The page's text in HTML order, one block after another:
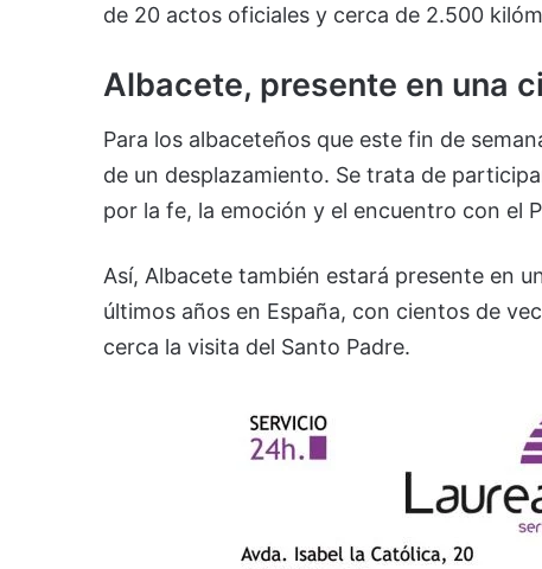
de 20 actos oficiales y cerca de 2.500
Albacete, presente en una
Para los albaceteños que este fin de
de un desplazamiento. Se trata de
por la fe, la emoción y el encuentro con el
Así, Albacete también estará presente en
últimos años en España, con cientos de
cerca la visita del Santo Padre.